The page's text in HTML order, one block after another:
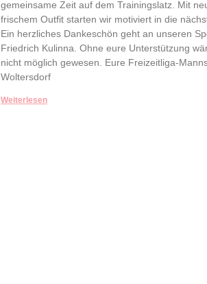
gemeinsame Zeit auf dem Trainingslatz. Mit
frischem Outfit starten wir motiviert in die
Ein herzliches Dankeschön geht an unseren
Friedrich Kulinna. Ohne eure Unterstützung
nicht möglich gewesen. Eure Freizeitliga-
Woltersdorf
Weiterlesen